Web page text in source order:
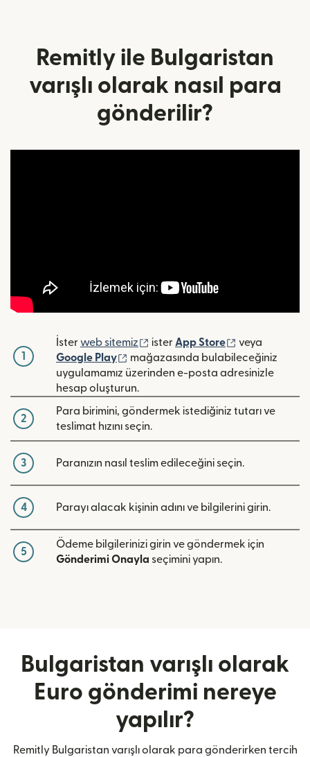
Remitly ile Bulgaristan
varışlı olarak nasıl para
gönderilir?
1
İsterweb sitemiz (yeni pencerede açılır)
ister App Store (yeni
veya
Google Play
(yeni pencerede açılır)
mağazasında bulabileceğiniz
uygulamamız üzerinden e-posta adresinizle
hesap oluşturun.
2
Para birimini, göndermek istediğiniz tutarı ve
teslimat hızını seçin.
3 Paranızın nasıl teslim edileceğini seçin.
4 Parayı alacak kişinin adını ve bilgilerini girin.
5
Ödeme bilgilerinizi girin ve göndermek için
Gönderimi Onayla seçimini yapın.
Bulgaristan varışlı olarak
Euro gönderimi nereye
yapılır?
Remitly Bulgaristan varışlı olarak para gönderirken tercih